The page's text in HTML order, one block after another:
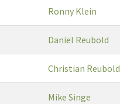
Ronny Klein
Daniel Reubold
Christian Reubold
Mike Singe